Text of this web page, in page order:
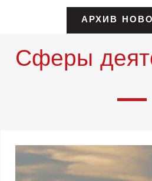
АРХИВ
Сферы